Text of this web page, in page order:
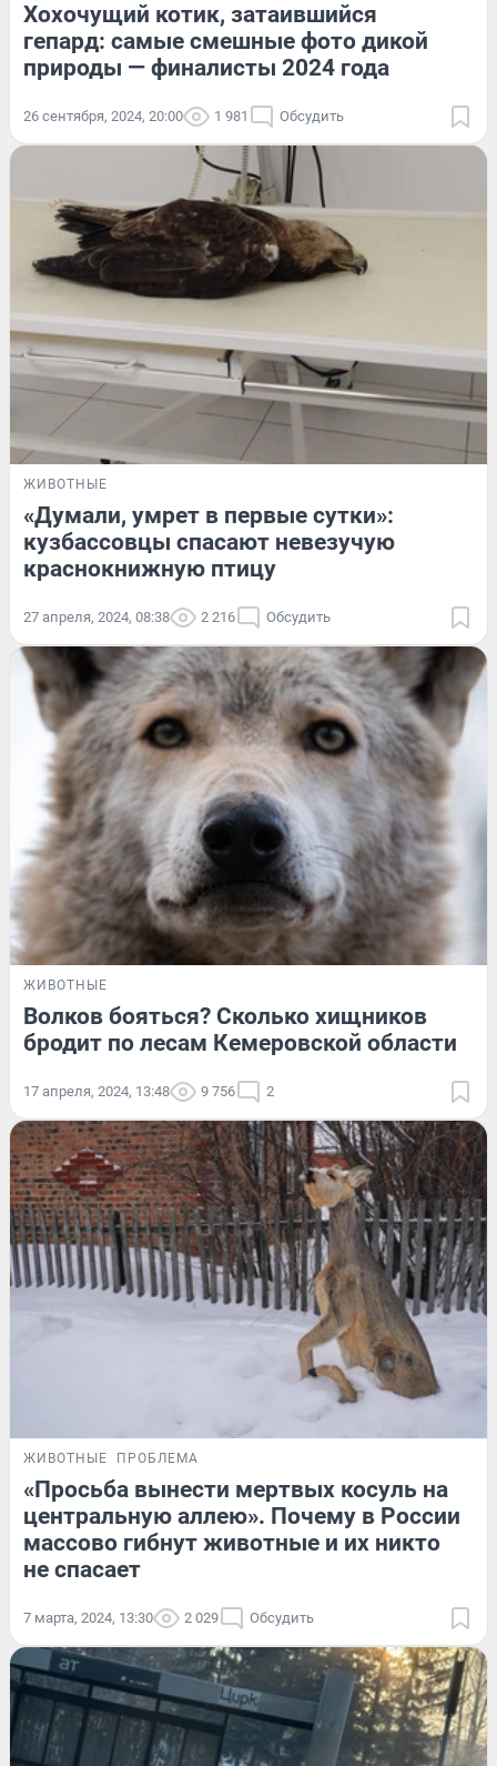
Хохочущий котик, затаившийся
гепард: самые смешные фото дикой
природы — финалисты 2024 года
26 сентября, 2024, 20:00 1 981 Обсудить
ЖИВОТНЫЕ
«Думали, умрет в первые сутки»:
кузбассовцы спасают невезучую
краснокнижную птицу
27 апреля, 2024, 08:38 2 216 Обсудить
ЖИВОТНЫЕ
Волков бояться? Сколько хищников
бродит по лесам Кемеровской области
17 апреля, 2024, 13:48 9 756 2
ЖИВОТНЫЕ ПРОБЛЕМА
«Просьба вынести мертвых косуль на
центральную аллею». Почему в России
массово гибнут животные и их никто
не спасает
7 марта, 2024, 13:30 2 029 Обсудить